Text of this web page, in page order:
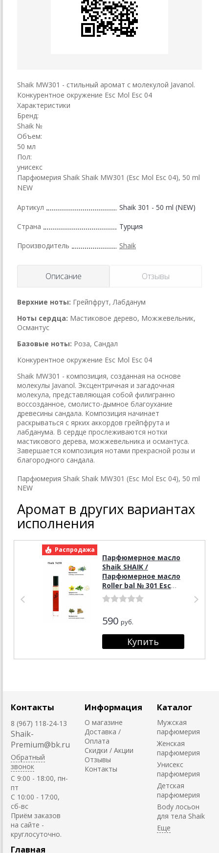
Shaik MW301 - стильный аромат с молекулой Javanol.
Конкурентное окружение Esc Mol Esc 04
Характеристики
Бренд:
Shaik №
Объем:
50 мл
Пол:
унисекс
Парфюмерия Shaik Shaik MW301 (Esc Mol Esc 04), 50 ml
NEW
Артикул Shaik 301 - 50 ml (NEW)
Страна Турция
Производитель Shaik
Описание Отзывы
Верхние ноты: Грейпфрут, Лабданум
Ноты сердца: Мастиковое дерево, Можжевельник,
Османтус
Базовые ноты: Роза, Сандал
Конкурентное окружение Esc Mol Esc 04
Shaik MW301 - композиция, созданная на основе
молекулы Javanol. Эксцентричная и загадочная
молекула, представляющая собой филигранно
воссозданное, смолисто-дымное благоухание
древесины сандала. Композиция начинает
раскрываться с ярких аккордов грейпфрута и
лабданума. В сердце прослеживаются нотки
мастикового дерева, можжевельника и османтуса.
Завершается композиция нотами прекрасной розы и
благородного сандала.
Парфюмерия Shaik Shaik MW301 (Esc Mol Esc 04), 50 ml
NEW
Аромат в других вариантах
исполнения
Распродажа
Парфюмерное масло
Shaik SHAIK /
Парфюмерное масло
Roller bal № 301 Esc
Mol Esc 04, 10 мл.
590 руб.
Контакты
8 (967) 118-24-13
Shaik-
Premium@bk.ru
Обратный
звонок
C 9:00 - 18:00, пн-
пт
С 10:00 - 17:00,
сб-вс
Приём заказов
на сайте -
круглосуточно.
Информация
О магазине
Доставка /
Оплата
Скидки / Акции
Отзывы
Контакты
Каталог
Мужская
парфюмерия
Женская
парфюмерия
Унисекс
парфюмерия
Детская
парфюмерия
Body лосьон
для тела Shaik
Главная